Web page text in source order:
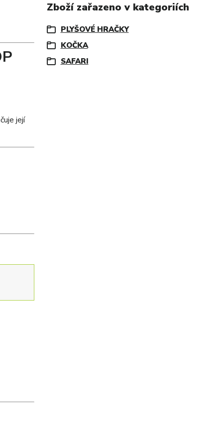
její
Zboží zařazeno v kategoriích
PLYŠOVÉ HRAČKY
KOČKA
SAFARI